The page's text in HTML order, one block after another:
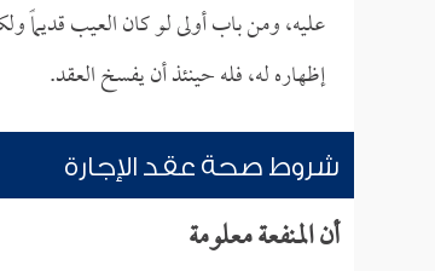
عليه، ومن باب أولى لو كان العيب قديماً
إظهاره له، فله حينئذ أن يفسخ العقد.
شروط صحة عقد الإجارة
أن المنفعة معلومة